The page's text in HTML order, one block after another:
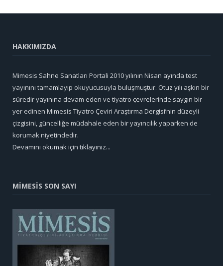
HAKKIMIZDA
Mimesis Sahne Sanatları Portali 2010 yılının Nisan ayında test
yayınını tamamlayıp okuyucusuyla buluşmuştur. Otuz yılı aşkın bir
süredir yayınına devam eden ve tiyatro çevrelerinde saygın bir
yer edinen Mimesis Tiyatro Çeviri Araştırma Dergisi’nin düzeyli
çizgisini, güncelliğe müdahale eden bir yayıncılık yaparken de
korumak niyetindedir.
Devamını okumak için tıklayınız...
MİMESİS SON SAYI